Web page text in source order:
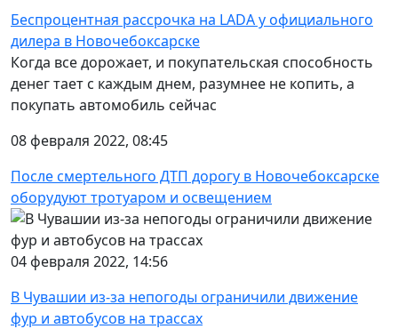
Беспроцентная рассрочка на LADA у официального
дилера в Новочебоксарске
Когда все дорожает, и покупательская способность
денег тает с каждым днем, разумнее не копить, а
покупать автомобиль сейчас
08 февраля 2022, 08:45
После смертельного ДТП дорогу в Новочебоксарске
оборудуют тротуаром и освещением
04 февраля 2022, 14:56
В Чувашии из-за непогоды ограничили движение
фур и автобусов на трассах